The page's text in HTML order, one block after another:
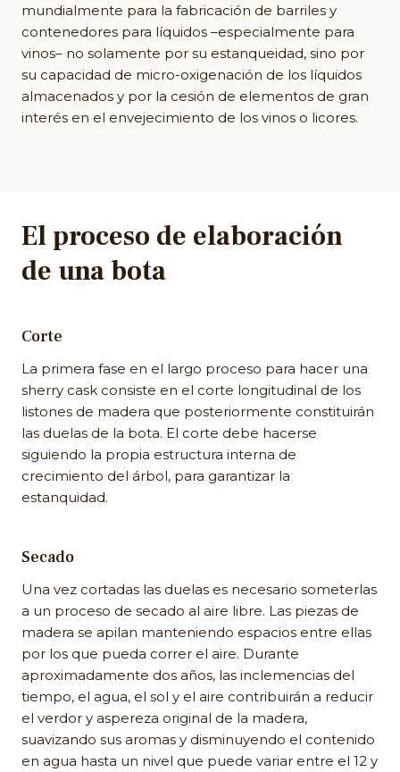
mundialmente para la fabricación de barriles y
contenedores para líquidos –especialmente para
vinos– no solamente por su estanqueidad, sino por
su capacidad de micro-oxigenación de los líquidos
almacenados y por la cesión de elementos de gran
interés en el envejecimiento de los vinos o licores.
El proceso de elaboración
de una bota
Corte
La primera fase en el largo proceso para hacer una
sherry cask consiste en el corte longitudinal de los
listones de madera que posteriormente constituirán
las duelas de la bota. El corte debe hacerse
siguiendo la propia estructura interna de
crecimiento del árbol, para garantizar la
estanquidad.
Secado
Una vez cortadas las duelas es necesario someterlas
a un proceso de secado al aire libre. Las piezas de
madera se apilan manteniendo espacios entre ellas
por los que pueda correr el aire. Durante
aproximadamente dos años, las inclemencias del
tiempo, el agua, el sol y el aire contribuirán a reducir
el verdor y aspereza original de la madera,
suavizando sus aromas y disminuyendo el contenido
en agua hasta un nivel que puede variar entre el 12 y